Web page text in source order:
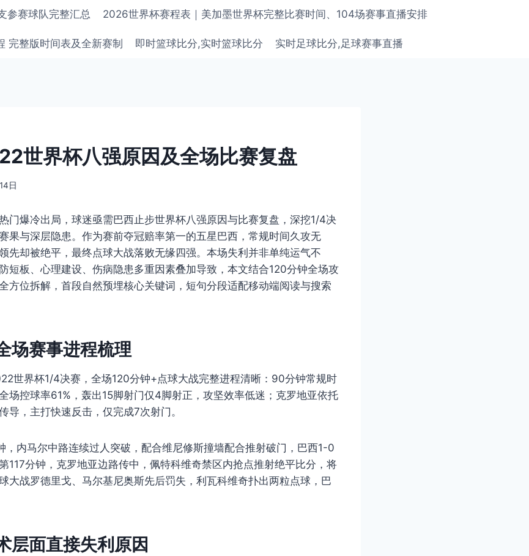
参赛球队完整汇总 2026世界杯赛程表｜美加墨世界杯完整比赛时间、104场赛事直播安排
完整版时间表及全新赛制 即时篮球比分,实时篮球比分 实时足球比分,足球赛事直播
世界杯八强原因及全场比赛复盘
日
门爆冷出局，球迷亟需巴西止步世界杯八强原因与比赛复盘，深挖1/4决
果与深层隐患。作为赛前夺冠赔率第一的五星巴西，常规时间久攻无
先却被绝平，最终点球大战落败无缘四强。本场失利并非单纯运气不
短板、心理建设、伤病隐患多重因素叠加导致，本文结合120分钟全场攻
方位拆解，首段自然预埋核心关键词，短句分段适配移动端阅读与搜索
场赛事进程梳理
世界杯1/4决赛，全场120分钟+点球大战完整进程清晰：90分钟常规时
场控球率61%，轰出15脚射门仅4脚射正，攻坚效率低迷；克罗地亚依托
导，主打快速反击，仅完成7次射门。
，内马尔中路连续过人突破，配合维尼修斯撞墙配合推射破门，巴西1-0
117分钟，克罗地亚边路传中，佩特科维奇禁区内抢点推射绝平比分，将
大战罗德里戈、马尔基尼奥斯先后罚失，利瓦科维奇扑出两粒点球，巴
层面直接失利原因